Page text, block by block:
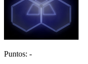
Puntos: -